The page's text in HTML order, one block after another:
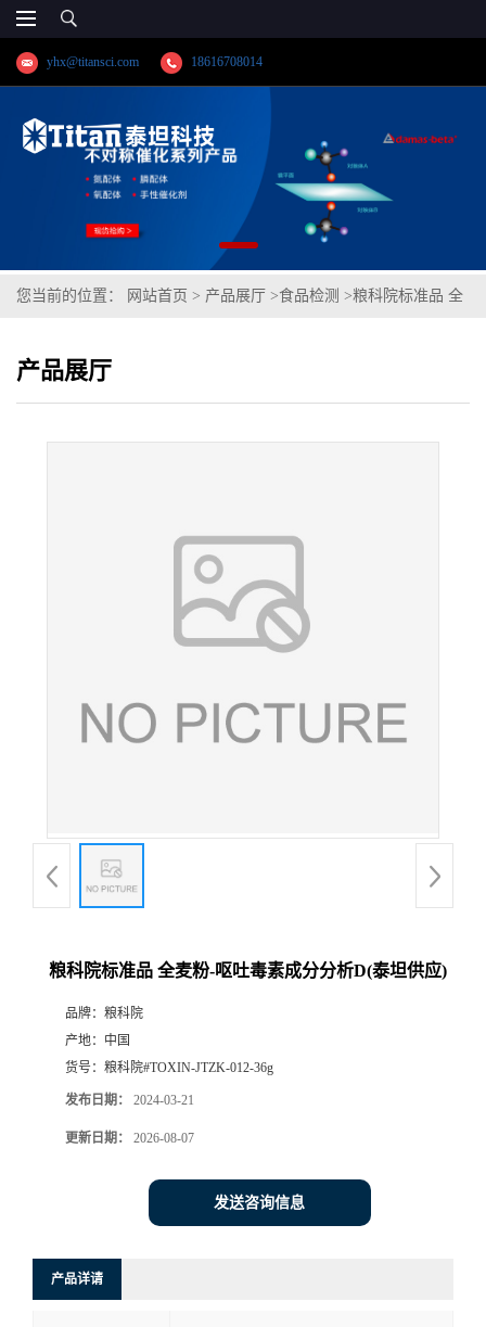
yhx@titansci.com 18616708014
您当前的位置： 网站首页 > 产品展厅 >食品检测 >粮科院标准品 全
产品展厅
粮科院标准品 全麦粉‐呕吐毒素成分分析D(泰坦供应)
品牌： 粮科院
产地： 中国
货号： 粮科院#TOXIN-JTZK-012-36g
发布日期： 2024-03-21
更新日期： 2026-08-07
发送咨询信息
产品详请